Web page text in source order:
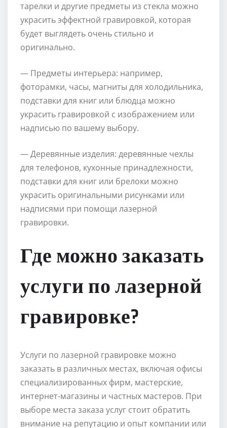
тарелки и другие предметы из стекла можно
украсить эффектной гравировкой, которая
будет выглядеть очень стильно и
оригинально.
— Предметы интерьера: например,
фоторамки, часы, магниты для холодильника,
подставки для книг или блюдца можно
украсить гравировкой с изображением или
надписью по вашему выбору.
— Деревянные изделия: деревянные чехлы
для телефонов, кухонные принадлежности,
подставки для книг или брелоки можно
украсить оригинальными рисунками или
надписями при помощи лазерной
гравировки.
Где можно заказать
услуги по лазерной
гравировке?
Услуги по лазерной гравировке можно
заказать в различных местах, включая офисы
специализированных фирм, мастерские,
интернет-магазины и частных мастеров. При
выборе места заказа услуг стоит обратить
внимание на репутацию и опыт компании или